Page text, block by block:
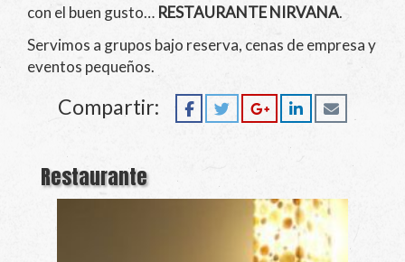
con el buen gusto… RESTAURANTE NIRVANA.
Servimos a grupos bajo reserva, cenas de empresa y
eventos pequeños.
Compartir:
Restaurante